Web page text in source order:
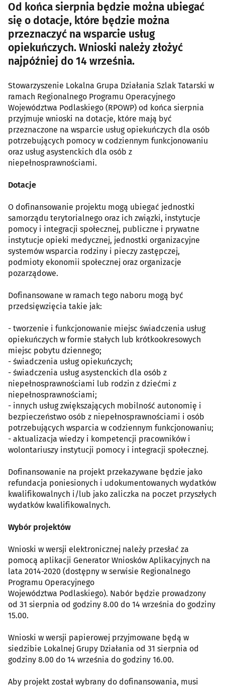
Od końca sierpnia będzie można ubiegać
się o dotacje, które będzie można
przeznaczyć na wsparcie usług
opiekuńczych. Wnioski należy złożyć
najpóźniej do 14 września.
Stowarzyszenie Lokalna Grupa Działania Szlak Tatarski w
ramach Regionalnego Programu Operacyjnego
Województwa Podlaskiego (RPOWP) od końca sierpnia
przyjmuje wnioski na dotacje, które mają być
przeznaczone na wsparcie usług opiekuńczych dla osób
potrzebujących pomocy w codziennym funkcjonowaniu
oraz usług asystenckich dla osób z
niepełnosprawnościami.
Dotacje
O dofinansowanie projektu mogą ubiegać jednostki
samorządu terytorialnego oraz ich związki, instytucje
pomocy i integracji społecznej, publiczne i prywatne
instytucje opieki medycznej, jednostki organizacyjne
systemów wsparcia rodziny i pieczy zastępczej,
podmioty ekonomii społecznej oraz organizacje
pozarządowe.
Dofinansowane w ramach tego naboru mogą być
przedsięwzięcia takie jak:
- tworzenie i funkcjonowanie miejsc świadczenia usług
opiekuńczych w formie stałych lub krótkookresowych
miejsc pobytu dziennego;
- świadczenia usług opiekuńczych;
- świadczenia usług asystenckich dla osób z
niepełnosprawnościami lub rodzin z dziećmi z
niepełnosprawnościami;
- innych usług zwiększających mobilność autonomię i
bezpieczeństwo osób z niepełnosprawnościami i osób
potrzebujących wsparcia w codziennym funkcjonowaniu;
- aktualizacja wiedzy i kompetencji pracowników i
wolontariuszy instytucji pomocy i integracji społecznej.
Dofinansowanie na projekt przekazywane będzie jako
refundacja poniesionych i udokumentowanych wydatków
kwalifikowalnych i/lub jako zaliczka na poczet przyszłych
wydatków kwalifikowalnych.
Wybór projektów
Wnioski w wersji elektronicznej należy przesłać za
pomocą aplikacji Generator Wniosków Aplikacyjnych na
lata 2014-2020 (dostępny w serwisie Regionalnego
Programu Operacyjnego
Województwa Podlaskiego). Nabór będzie prowadzony
od 31 sierpnia od godziny 8.00 do 14 września do godziny
15.00.
Wnioski w wersji papierowej przyjmowane będą w
siedzibie Lokalnej Grupy Działania od 31 sierpnia od
godziny 8.00 do 14 września do godziny 16.00.
Aby projekt został wybrany do dofinansowania, musi